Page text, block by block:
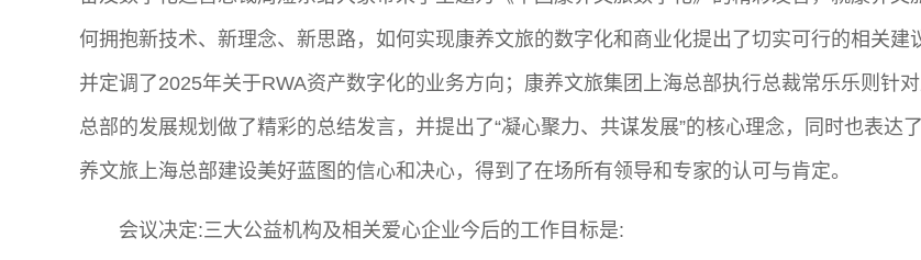
何拥抱新技术、新理念、新思路，如何实现康养文旅的数字化和商业化提出了切实可行的相关建
并定调了2025年关于RWA资产数字化的业务方向；康养文旅集团上海总部执行总裁常乐乐则针
总部的发展规划做了精彩的总结发言，并提出了“凝心聚力、共谋发展”的核心理念，同时也表达
养文旅上海总部建设美好蓝图的信心和决心，得到了在场所有领导和专家的认可与肯定。
会议决定:三大公益机构及相关爱心企业今后的工作目标是: